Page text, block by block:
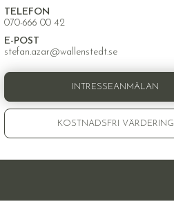
TELEFON
070-666 00 42
E-POST
stefan.azar@wallenstedt.se
INTRESSEANMÄLAN
KOSTNADSFRI VÄRDERING